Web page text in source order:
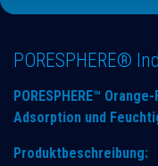
PORESPHERE®
PORESPHERE™
Adsorption und
Produktbeschreibung: